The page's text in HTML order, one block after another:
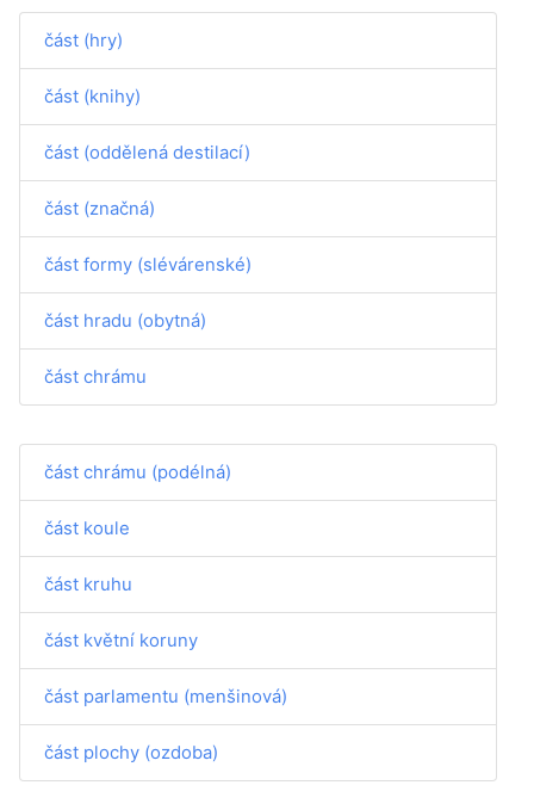
část (hry)
část (knihy)
část (oddělená destilací)
část (značná)
část formy (slévárenské)
část hradu (obytná)
část chrámu
část chrámu (podélná)
část koule
část kruhu
část květní koruny
část parlamentu (menšinová)
část plochy (ozdoba)